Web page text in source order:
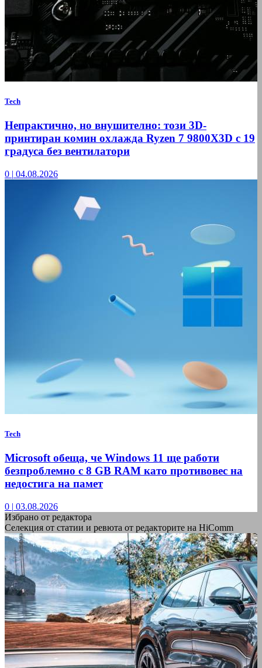
Tech
Непрактично, но внушително: този 3D-
принтиран комин охлажда Ryzen 7 9800X3D с 19
градуса без вентилатори
0 | 04.08.2026
Tech
Microsoft обеща, че Windows 11 ще работи
безпроблемно с 8 GB RAM като противовес на
недостига на памет
0 | 03.08.2026
Избрано от редактора
Селекция от статии и ревюта от редакторите на HiComm